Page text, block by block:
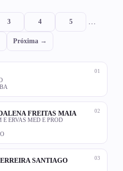
3 4 5 …
Próxima →
01
02
FREITAS MAIA
ERVAS MED E PROD
03
SANTIAGO